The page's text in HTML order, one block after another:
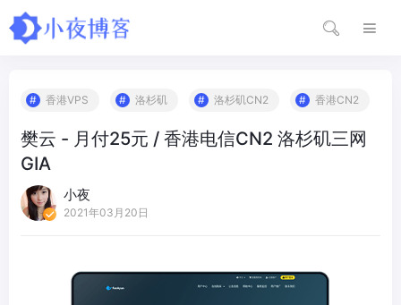
香港VPS 洛杉矶 洛杉矶CN2 香港CN2
樊云 - 月付25元 / 香港电信CN2 洛杉矶三网
GIA
小夜
2021年03月20日